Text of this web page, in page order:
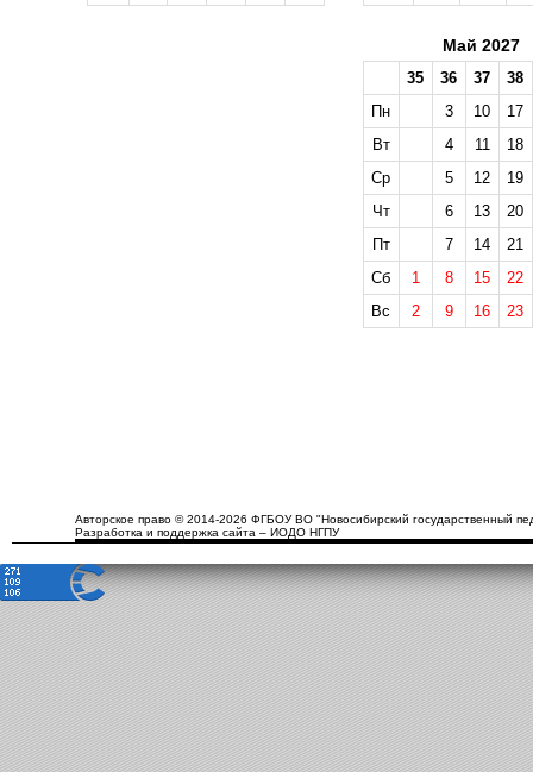
Май 2027
35 36 37
38
Пн
3 10
17
Вт
4 11
18
Ср
5 12
19
Чт
6 13
20
Пт
7 14
21
Сб
1 8 15
22
Вс
2 9 16 23
Авторское право © 2014-2026 ФГБОУ ВО "Новосибирский государственный
Разработка и поддержка сайта – ИОДО НГПУ